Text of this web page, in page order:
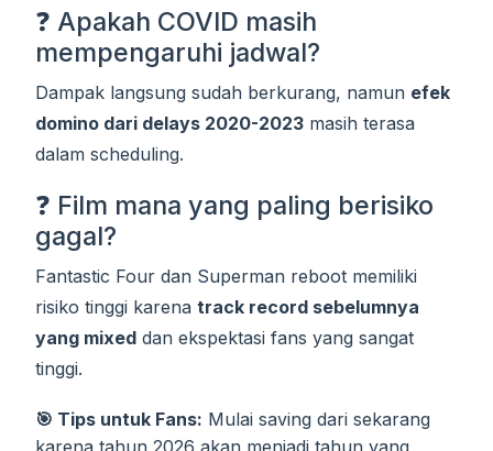
❓ Apakah COVID masih
mempengaruhi jadwal?
Dampak langsung sudah berkurang, namun efek
domino dari delays 2020-2023 masih terasa
dalam scheduling.
❓ Film mana yang paling berisiko
gagal?
Fantastic Four dan Superman reboot memiliki
risiko tinggi karena track record sebelumnya
yang mixed dan ekspektasi fans yang sangat
tinggi.
🎯 Tips untuk Fans: Mulai saving dari sekarang
karena tahun 2026 akan menjadi tahun yang